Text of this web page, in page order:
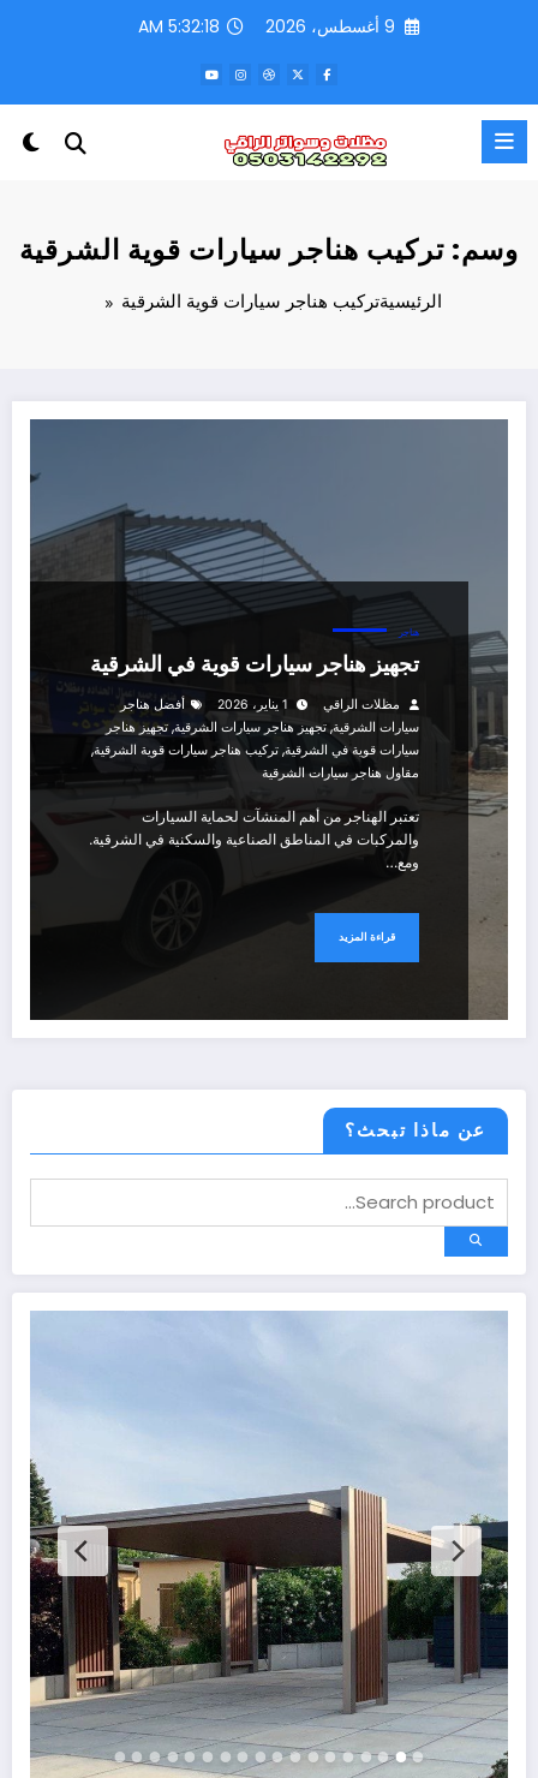
9 أغسطس، 2026 5:32:18 AM
وسم: تركيب هناجر سيارات قوية الشرقية
الرئيسيةتركيب هناجر سيارات قوية الشرقية
هناجر
تجهيز هناجر سيارات قوية في الشرقية
مظلات الراقي 1 يناير، 2026
أفضل هناجر
سيارات الشرقية,تجهيز هناجر سيارات الشرقية, تجهيز هناجر
سيارات قوية في الشرقية, تركيب هناجر سيارات قوية الشرقية,
مقاول هناجر سيارات الشرقية
تعتبر الهناجر من أهم المنشآت لحماية السيارات
والمركبات في المناطق الصناعية والسكنية في الشرقية.
ومع…
قراءة المزيد
عن ماذا تبحث؟